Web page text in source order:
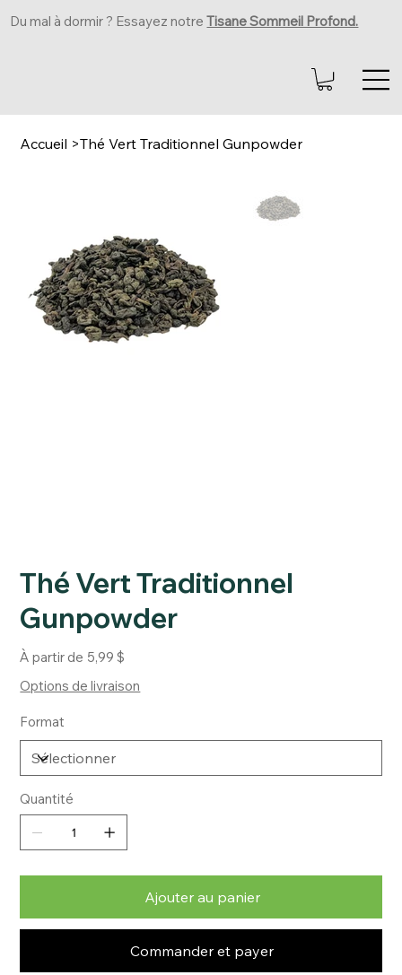
Du mal à dormir ? Essayez notreTisane Sommeil Profond.
Accueil >Thé Vert Traditionnel Gunpowder
Thé Vert Traditionnel
Gunpowder
À partir de Prix
5,99 $
Options de livraison
Format
Quantité
Ajouter au panier
Commander et payer